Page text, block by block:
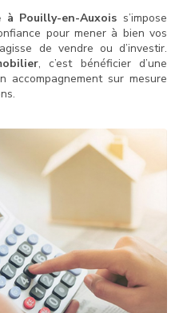
à Pouilly-en-Auxois s’impose
pour mener à bien vos
de vendre ou d’investir.
, c’est bénéficier d’une
accompagnement sur mesure